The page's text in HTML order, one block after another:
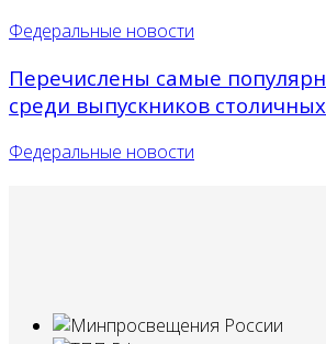
Федеральные новости
Перечислены самые
среди выпускников
Федеральные новости